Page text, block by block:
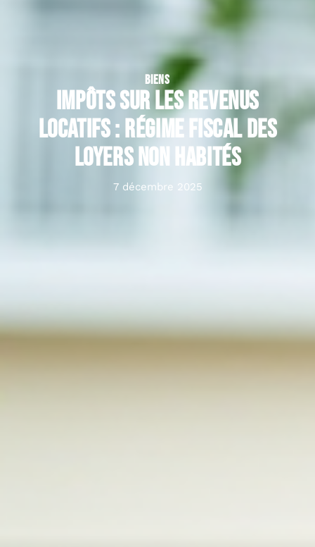
BIENS
Impôts sur les revenus
locatifs : régime fiscal des
loyers non habités
7 décembre 2025